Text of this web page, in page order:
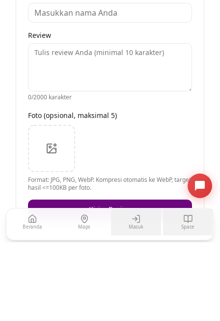
Review
0/2000 karakter
Foto (opsional, maksimal 5)
Format: JPG, PNG, WebP. Kompresi otomatis ke WebP, target
hasil <=100KB per foto.
Kirim Review
Beranda Maps Masuk Space